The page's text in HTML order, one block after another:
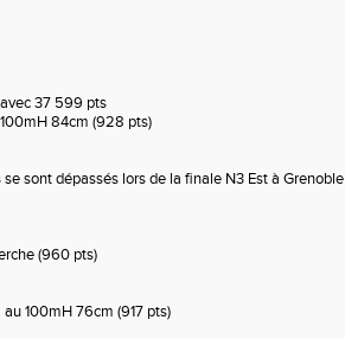
37 599 pts
84cm (928 pts)
se sont dépassés lors de la finale N3 Est à Grenoble
(960 pts)
100mH 76cm (917 pts)